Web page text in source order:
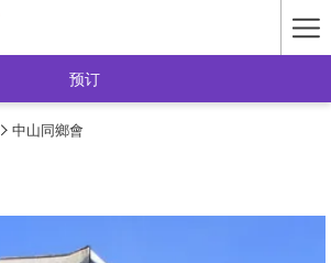
预订
中山同鄉會